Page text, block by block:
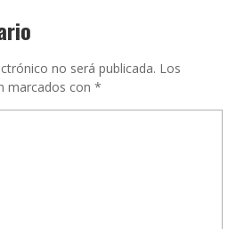
no será publicada. Los
marcados con *